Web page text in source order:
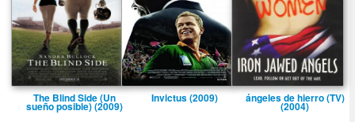
The Blind Side (Un
sueño posible) (2009)
Invictus (2009) ángeles de hierro (TV)
(2004)